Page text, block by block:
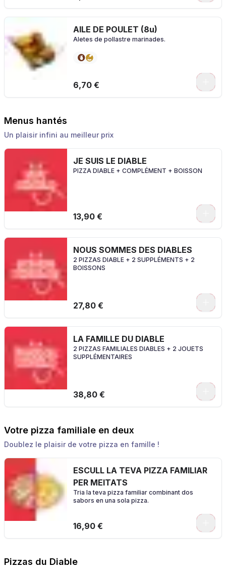
AILE DE POULET (8u)
Aletes de pollastre marinades.
6,70 €
Menus hantés
Un plaisir infini au meilleur prix
JE SUIS LE DIABLE
PIZZA DIABLE + COMPLÉMENT + BOISSON
13,90 €
NOUS SOMMES DES DIABLES
2 PIZZAS DIABLE + 2 SUPPLÉMENTS + 2
BOISSONS
27,80 €
LA FAMILLE DU DIABLE
2 PIZZAS FAMILIALES DIABLES + 2 JOUETS
SUPPLÉMENTAIRES
38,80 €
Votre pizza familiale en deux
Doublez le plaisir de votre pizza en famille !
ESCULL LA TEVA PIZZA FAMILIAR
PER MEITATS
Tria la teva pizza familiar combinant dos
sabors en una sola pizza.
16,90 €
Pizzas du Diable